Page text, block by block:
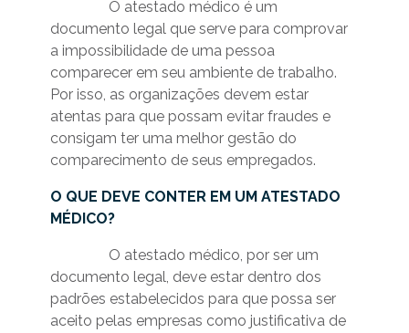
O atestado médico é um
documento legal que serve para comprovar
a impossibilidade de uma pessoa
comparecer em seu ambiente de trabalho.
Por isso, as organizações devem estar
atentas para que possam evitar fraudes e
consigam ter uma melhor gestão do
comparecimento de seus empregados.
O QUE DEVE CONTER EM UM ATESTADO
MÉDICO?
O atestado médico, por ser um
documento legal, deve estar dentro dos
padrões estabelecidos para que possa ser
aceito pelas empresas como justificativa de